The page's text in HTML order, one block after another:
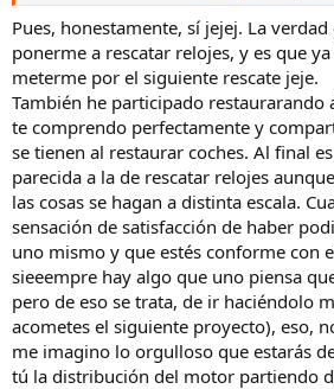
Y aún así tú trabajo me parecen palabras
atrevería.
Pues, honestamente, sí jejej. La
ponerme a rescatar relojes, y es que
meterme por el siguiente rescate jeje.
También he participado restaurarando
te comprendo perfectamente y
se tienen al restaurar coches. Al final
parecida a la de rescatar relojes
las cosas se hagan a distinta escala.
sensación de satisfacción de haber
uno mismo y que estés conforme con
sieeempre hay algo que uno piensa
pero de eso se trata, de ir haciéndolo
acometes el siguiente proyecto), eso,
me imagino lo orgulloso que estarás
tú la distribución del motor partiendo